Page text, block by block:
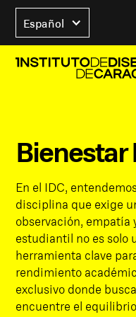
Español
En el IDC,
disciplina que exige
observación, empatía
estudiantil no es solo
herramienta clave
rendimiento
exclusivo donde
encuentre el